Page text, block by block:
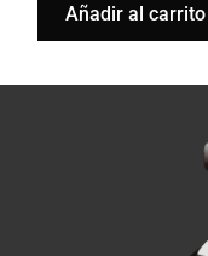
Añadir al carrito